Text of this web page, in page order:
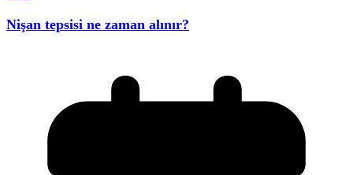
Nişan tepsisi ne zaman alınır?